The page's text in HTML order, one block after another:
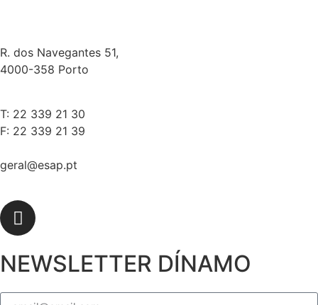
R. dos Navegantes 51,
4000-358 Porto
T: 22 339 21 30
F: 22 339 21 39
geral@esap.pt
NEWSLETTER DÍNAMO